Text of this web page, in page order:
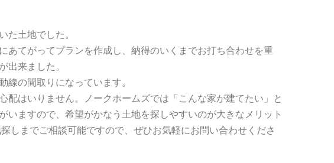
た土地でした。
あてがってプランを作成し、納得のいくまでお打ち合わせを重
出来ました。
線の間取りになっています。
配はいりません。ノークホームズでは「こんな家が建てたい」と
いますので、希望がかなう土地を探しやすいのが大きなメリット
しまでご相談可能ですので、ぜひお気軽にお問い合わせくださ